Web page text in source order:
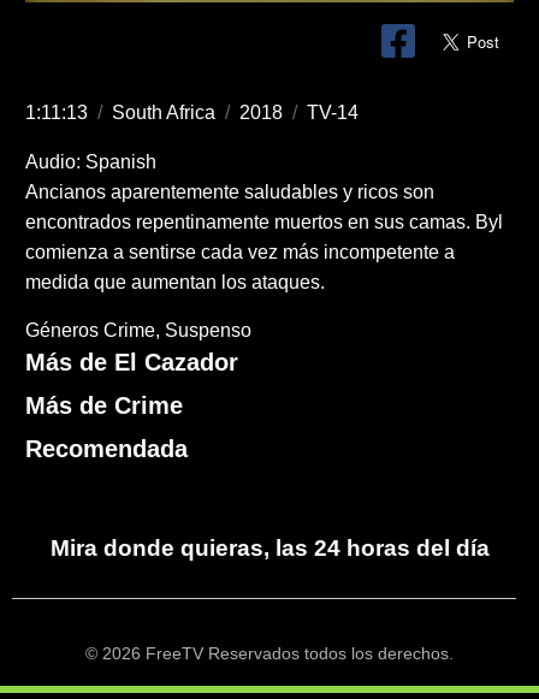
1:11:13 / South Africa / 2018 / TV-14
Audio: Spanish
Ancianos aparentemente saludables y ricos son
encontrados repentinamente muertos en sus camas. Byl
comienza a sentirse cada vez más incompetente a
medida que aumentan los ataques.
Géneros Crime Suspenso
Más de El Cazador
Más de Crime
Recomendada
Mira donde quieras, las 24 horas del día
© 2026 FreeTV Reservados todos los derechos.